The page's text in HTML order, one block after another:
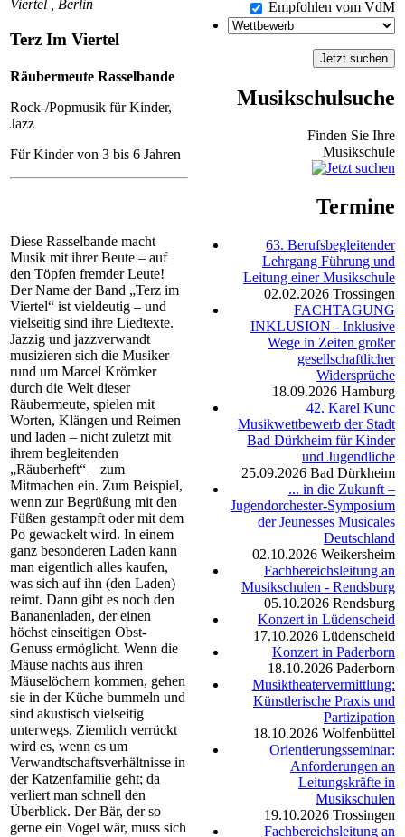
Viertel , Berlin
Terz Im Viertel
Räubermeute Rasselbande
Rock-/Popmusik für Kinder,
Jazz
Für Kinder von 3 bis 6 Jahren
Diese Rasselbande macht
Musik mit ihrer Beute – auf
den Töpfen fremder Leute!
Der Name der Band „Terz im
Viertel“ ist vieldeutig – und
vielseitig sind ihre Liedtexte.
Jazzig und jazzverwandt
musizieren sich die Musiker
rund um Marcel Krömker
durch die Welt dieser
Räubermeute, spielen mit
Worten, Klängen und Reimen
und laden – nicht zuletzt mit
ihrem begleitenden
„Räuberheft“ – zum
Mitmachen ein. Zum Beispiel,
wenn zur Begrüßung mit den
Füßen gestampft oder mit dem
Po gewackelt wird. In einem
ganz besonderen Laden kann
man eigentlich alles kaufen,
was sich auf ihn (den Laden)
reimt. Dann gibt es noch den
Bananenladen, der einen
höchst einseitigen Obst-
Genuss ermöglicht. Wenn die
Mäuse nachts aus ihren
Mäuselöchern kommen, gehen
sie in der Küche bummeln und
sind akustisch vielseitig
unterwegs. Ziemlich verrückt
wird es, wenn es um
Verwandtschaftsverhältnisse in
der Katzenfamilie geht; da
verliert man schnell den
Überblick. Der Bär, der so
gerne ein Vogel wär, muss sich
Empfohlen vom VdM
Musikschulsuche
Finden Sie Ihre
Musikschule
Termine
63. Berufsbegleitender
Lehrgang Führung und
Leitung einer Musikschule
02.02.2026 Trossingen
FACHTAGUNG
INKLUSION - Inklusive
Wege in Zeiten großer
gesellschaftlicher
Widersprüche
18.09.2026 Hamburg
42. Karel Kunc
Musikwettbewerb der Stadt
Bad Dürkheim für Kinder
und Jugendliche
25.09.2026 Bad Dürkheim
... in die Zukunft –
Jugendorchester-Symposium
der Jeunesses Musicales
Deutschland
02.10.2026 Weikersheim
Fachbereichsleitung an
Musikschulen - Rendsburg
05.10.2026 Rendsburg
Konzert in Lüdenscheid
17.10.2026 Lüdenscheid
Konzert in Paderborn
18.10.2026 Paderborn
Musiktheatervermittlung:
Künstlerische Praxis und
Partizipation
18.10.2026 Wolfenbüttel
Orientierungsseminar:
Anforderungen an
Leitungskräfte in
Musikschulen
19.10.2026 Trossingen
Fachbereichsleitung an